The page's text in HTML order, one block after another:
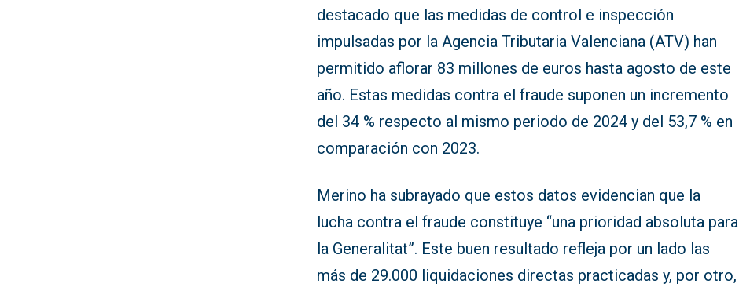
destacado que las medidas de control e inspección
impulsadas por la Agencia Tributaria Valenciana (ATV) han
permitido aflorar 83 millones de euros hasta agosto de este
año. Estas medidas contra el fraude suponen un incremento
del 34 % respecto al mismo periodo de 2024 y del 53,7 % en
comparación con 2023.
Merino ha subrayado que estos datos evidencian que la
lucha contra el fraude constituye “una prioridad absoluta para
la Generalitat”. Este buen resultado refleja por un lado las
más de 29.000 liquidaciones directas practicadas y, por otro,